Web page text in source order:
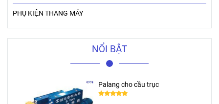
PHỤ KIỆN THANG MÁY
NỔI BẬT
Palang cho cầu trục